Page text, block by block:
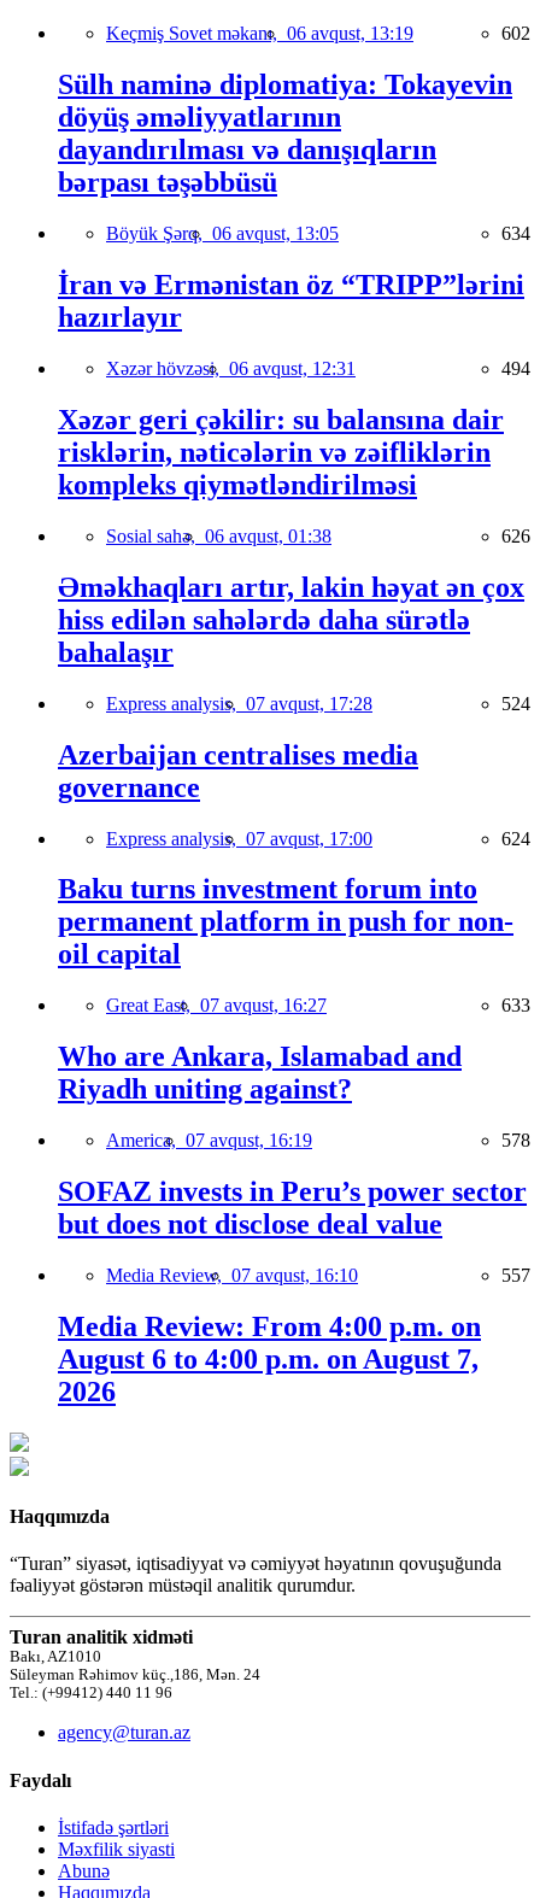
Keçmiş Sovet məkanı, 06 avqust, 13:19 602
Sülh naminə diplomatiya: Tokayevin
döyüş əməliyyatlarının
dayandırılması və danışıqların
bərpası təşəbbüsü
Böyük Şərq, 06 avqust, 13:05 634
İran və Ermənistan öz “TRIPP”lərini
hazırlayır
Xəzər hövzəsi, 06 avqust, 12:31 494
Xəzər geri çəkilir: su balansına dair
risklərin, nəticələrin və zəifliklərin
kompleks qiymətləndirilməsi
Sosial sahə, 06 avqust, 01:38 626
Əməkhaqları artır, lakin həyat ən çox
hiss edilən sahələrdə daha sürətlə
bahalaşır
Express analysis, 07 avqust, 17:28 524
Azerbaijan centralises media
governance
Express analysis, 07 avqust, 17:00 624
Baku turns investment forum into
permanent platform in push for non-
oil capital
Great East, 07 avqust, 16:27 633
Who are Ankara, Islamabad and
Riyadh uniting against?
America, 07 avqust, 16:19 578
SOFAZ invests in Peru’s power sector
but does not disclose deal value
Media Review, 07 avqust, 16:10 557
Media Review: From 4:00 p.m. on
August 6 to 4:00 p.m. on August 7,
2026
Haqqımızda
“Turan” siyasət, iqtisadiyyat və cəmiyyət həyatının qovuşuğunda
fəaliyyət göstərən müstəqil analitik qurumdur.
Turan analitik xidməti
Bakı, AZ1010
Süleyman Rəhimov küç.,186, Mən. 24
Tel.: (+99412) 440 11 96
agency@turan.az
Faydalı
İstifadə şərtləri
Məxfilik siyasti
Abunə
Haqqımızda